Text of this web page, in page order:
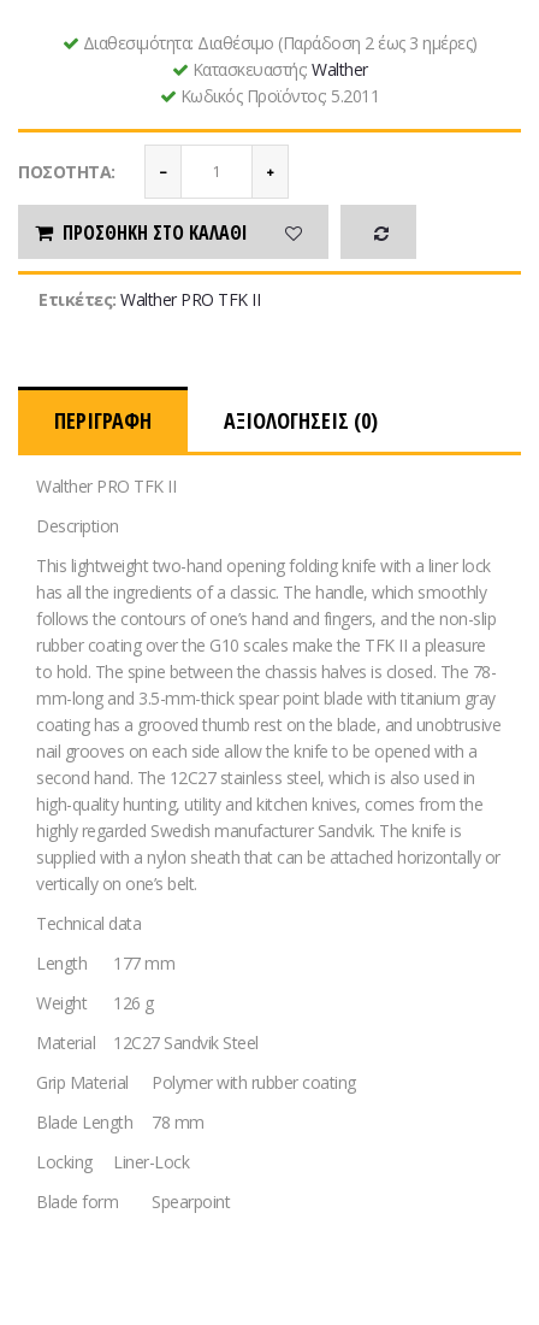
Διαθεσιμότητα: Διαθέσιμο (Παράδοση 2 έως 3 ημέρες)
Κατασκευαστής: Walther
Κωδικός Προϊόντος: 5.2011
ΠΟΣΌΤΗΤΑ:
ΠΡΟΣΘΉΚΗ ΣΤΟ ΚΑΛΆΘΙ
Ετικέτες: Walther PRO TFK II
ΠΕΡΙΓΡΑΦΉ ΑΞΙΟΛΟΓΉΣΕΙΣ (0)
Walther PRO TFK II
Description
This lightweight two-hand opening folding knife with a liner lock
has all the ingredients of a classic. The handle, which smoothly
follows the contours of one’s hand and fingers, and the non-slip
rubber coating over the G10 scales make the TFK II a pleasure
to hold. The spine between the chassis halves is closed. The 78-
mm-long and 3.5-mm-thick spear point blade with titanium gray
coating has a grooved thumb rest on the blade, and unobtrusive
nail grooves on each side allow the knife to be opened with a
second hand. The 12C27 stainless steel, which is also used in
high-quality hunting, utility and kitchen knives, comes from the
highly regarded Swedish manufacturer Sandvik. The knife is
supplied with a nylon sheath that can be attached horizontally or
vertically on one’s belt.
Technical data
Length
177 mm
Weight
126 g
Material
12C27 Sandvik Steel
Grip Material
Polymer with rubber coating
Blade Length
78 mm
Locking
Liner-Lock
Blade form
Spearpoint